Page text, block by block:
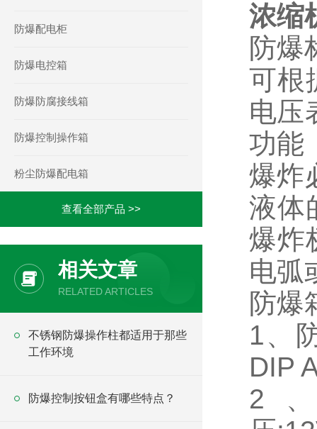
防爆配电柜
防爆电控箱
防爆防腐接线箱
防爆控制操作箱
粉尘防爆配电箱
查看全部产品 >>
相关文章
RELATED ARTICLES
不锈钢防爆操作柱都适用于那些
工作环境
防爆控制按钮盒有哪些特点？
浓缩
防爆
可根
电压
功能
爆炸
液体
爆炸
电弧
防爆
1、
DIP
2